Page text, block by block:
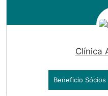
Clínica
Beneficio Sócios